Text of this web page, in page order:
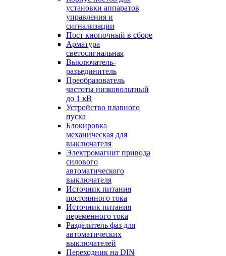
установки аппаратов
управления и
сигнализации
Пост кнопочный в сборе
Арматура
светосигнальная
Выключатель-
разъединитель
Преобразователь
частоты низковольтный
до 1 кВ
Устройство плавного
пуска
Блокировка
механическая для
выключателя
Электромагнит привода
силового
автоматического
выключателя
Источник питания
постоянного тока
Источник питания
переменного тока
Разделитель фаз для
автоматических
выключателей
Переходник на DIN